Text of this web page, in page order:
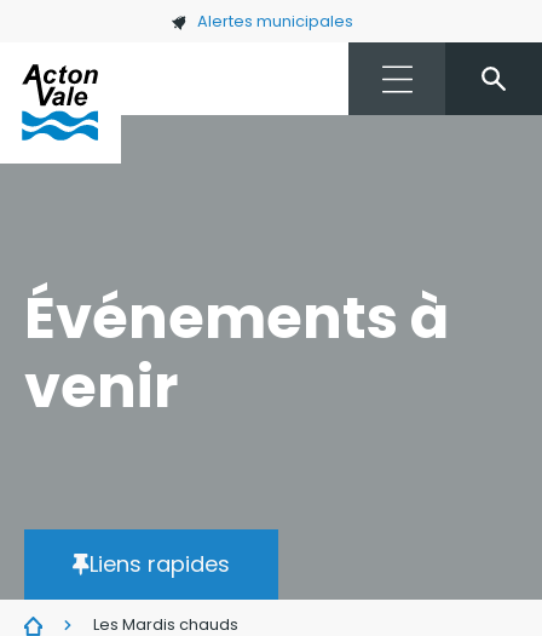
Skip to main content Alertes municipales
Événements à
venir
Liens rapides
Les Mardis chauds